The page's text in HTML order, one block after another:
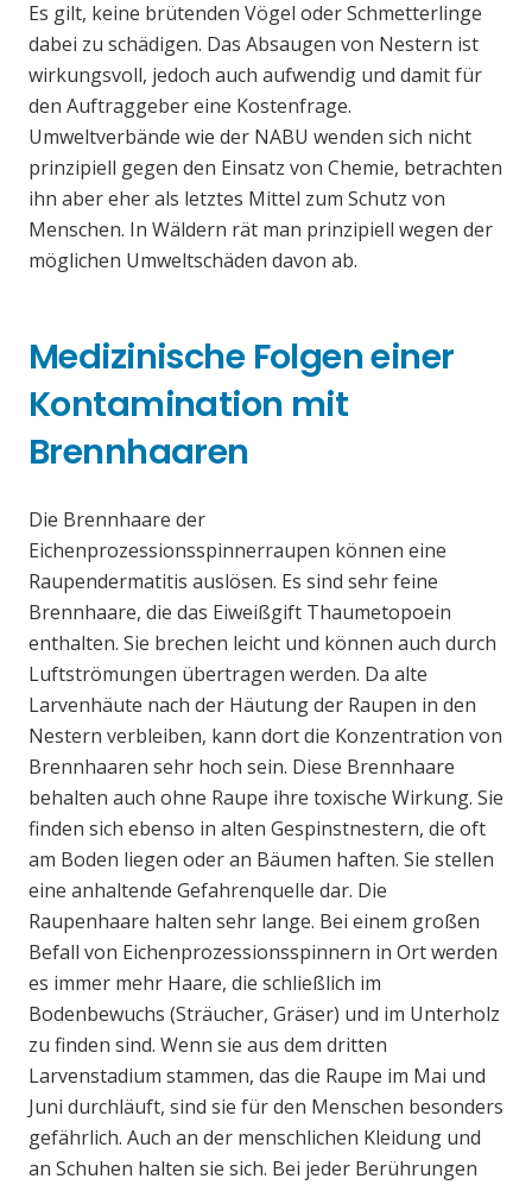
Es gilt, keine brütenden Vögel oder Schmetterlinge
dabei zu schädigen. Das Absaugen von Nestern ist
wirkungsvoll, jedoch auch aufwendig und damit für
den Auftraggeber eine Kostenfrage.
Umweltverbände wie der NABU wenden sich nicht
prinzipiell gegen den Einsatz von Chemie, betrachten
ihn aber eher als letztes Mittel zum Schutz von
Menschen. In Wäldern rät man prinzipiell wegen der
möglichen Umweltschäden davon ab.
Medizinische Folgen einer
Kontamination mit
Brennhaaren
Die Brennhaare der
Eichenprozessionsspinnerraupen können eine
Raupendermatitis auslösen. Es sind sehr feine
Brennhaare, die das Eiweißgift Thaumetopoein
enthalten. Sie brechen leicht und können auch durch
Luftströmungen übertragen werden. Da alte
Larvenhäute nach der Häutung der Raupen in den
Nestern verbleiben, kann dort die Konzentration von
Brennhaaren sehr hoch sein. Diese Brennhaare
behalten auch ohne Raupe ihre toxische Wirkung. Sie
finden sich ebenso in alten Gespinstnestern, die oft
am Boden liegen oder an Bäumen haften. Sie stellen
eine anhaltende Gefahrenquelle dar. Die
Raupenhaare halten sehr lange. Bei einem großen
Befall von Eichenprozessionsspinnern in Ort werden
es immer mehr Haare, die schließlich im
Bodenbewuchs (Sträucher, Gräser) und im Unterholz
zu finden sind. Wenn sie aus dem dritten
Larvenstadium stammen, das die Raupe im Mai und
Juni durchläuft, sind sie für den Menschen besonders
gefährlich. Auch an der menschlichen Kleidung und
an Schuhen halten sie sich. Bei jeder Berührungen